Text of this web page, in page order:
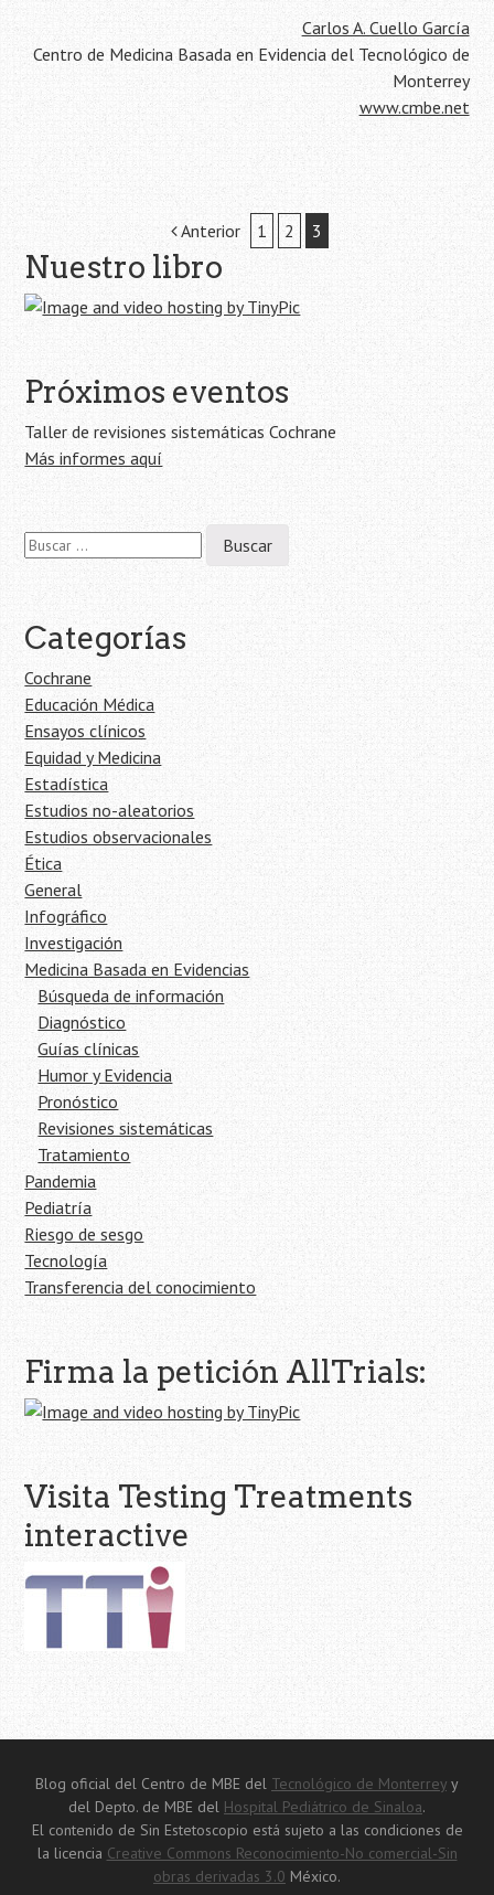
Carlos A. Cuello García
Centro de Medicina Basada en Evidencia del Tecnológico de
Monterrey
www.cmbe.net
Navegación
de
la
entrada
Anterior 1 2 3
Nuestro libro
Próximos eventos
Taller de revisiones sistemáticas Cochrane
Más informes aquí
Buscar:
Categorías
Cochrane
Educación Médica
Ensayos clínicos
Equidad y Medicina
Estadística
Estudios no-aleatorios
Estudios observacionales
Ética
General
Infográfico
Investigación
Medicina Basada en Evidencias
Búsqueda de información
Diagnóstico
Guías clínicas
Humor y Evidencia
Pronóstico
Revisiones sistemáticas
Tratamiento
Pandemia
Pediatría
Riesgo de sesgo
Tecnología
Transferencia del conocimiento
Firma la petición AllTrials:
Visita Testing Treatments
interactive
Blog oficial del Centro de MBE del Tecnológico de Monterrey y
del Depto. de MBE del Hospital Pediátrico de Sinaloa.
El contenido de Sin Estetoscopio está sujeto a las condiciones de
la licencia Creative Commons Reconocimiento-No comercial-Sin
obras derivadas 3.0 México.